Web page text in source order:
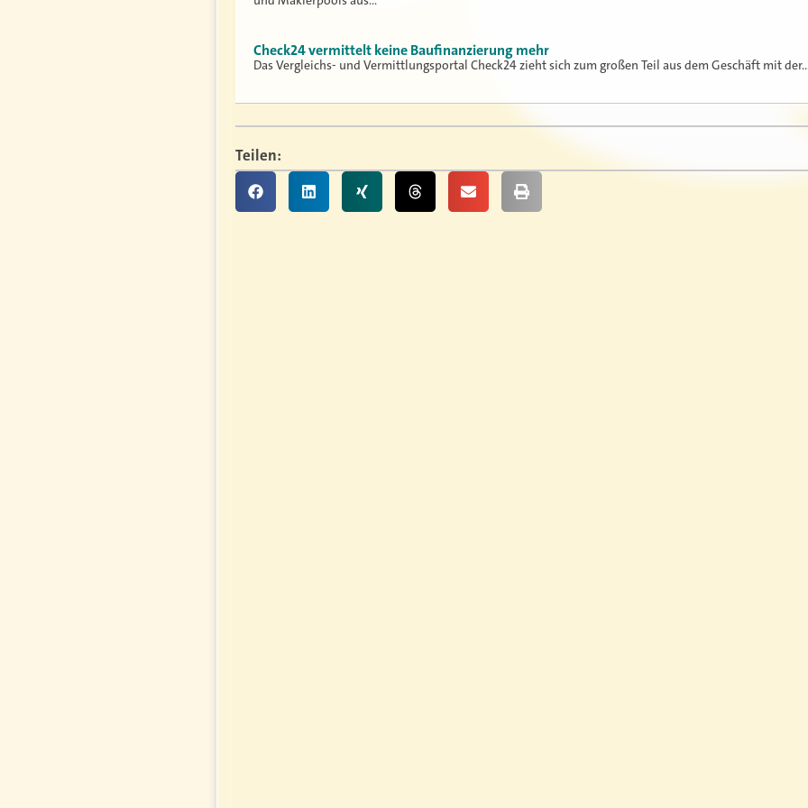
Check24 vermittelt keine Baufinanzierung mehr
Das Vergleichs- und Vermittlungsportal Check24 zieht sich zum großen Teil aus dem Geschäft mit
Teilen: